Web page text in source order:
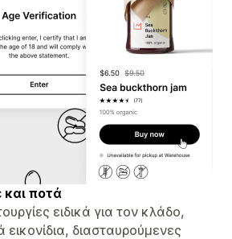
και ποτά
ειδικά για τον κλάδο,
διασταυρούμενες